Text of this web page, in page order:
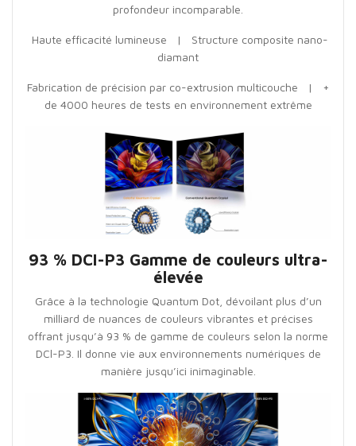
profondeur incomparable.
Haute efficacité lumineuse | Structure composite nano-
diamant
Fabrication de précision par co-extrusion multicouche | +
de 4000 heures de tests en environnement extrême
93 % DCI-P3 Gamme de couleurs ultra-
élevée
Grâce à la technologie Quantum Dot, dévoilant plus d’un
milliard de nuances de couleurs vibrantes et précises
offrant jusqu’à 93 % de gamme de couleurs selon la norme
DCl-P3. Il donne vie aux environnements numériques de
manière jusqu’ici inimaginable.